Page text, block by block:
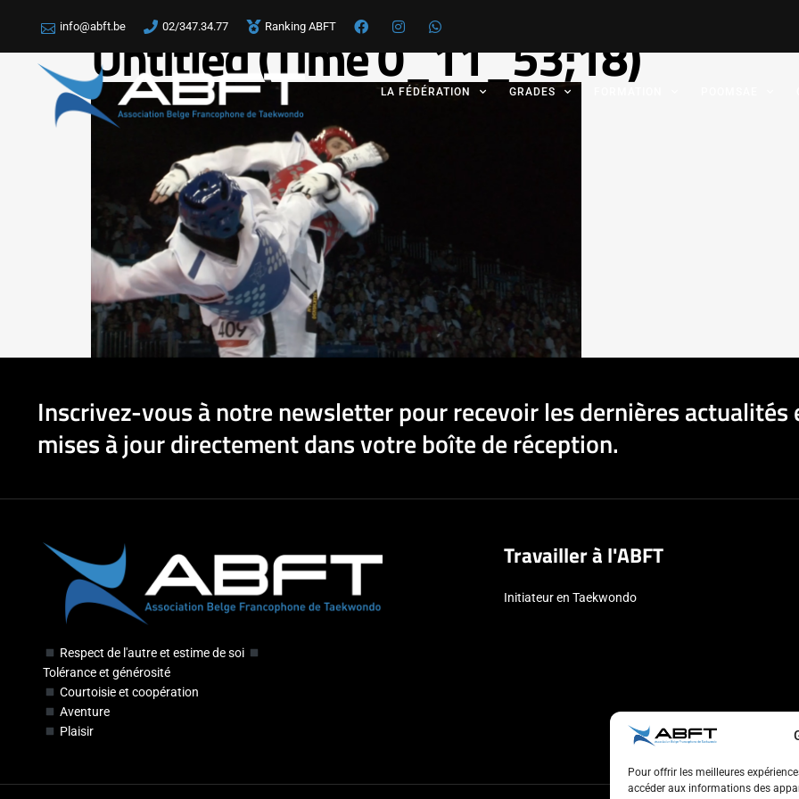
Pour offrir les meilleures
accéder aux informations des
info@abft.be 02/347.34.77 Ranking ABFT
LA FÉDÉRATION GRADES
Untitled (Time 0_11_53;18)
Inscrivez-vous à notre newsletter pour recevoir les dernières actualités
mises à jour directement dans votre boîte de réception.
Respect de l'autre et estime de soi
Tolérance et générosité
Courtoisie et coopération
Aventure
Plaisir
Travailler à l'ABFT
Initiateur en Taekwondo